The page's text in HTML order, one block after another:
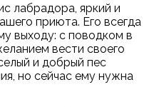
лабрадора, яркий и
приюта. Его всегда
выходу: с поводком в
вести своего
и добрый пес
но сейчас ему нужна